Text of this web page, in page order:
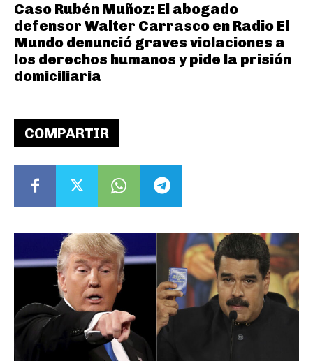
COMPARTIR
Caso Rubén Muñoz: El abogado
defensor Walter Carrasco en Radio El
Mundo denunció graves violaciones a
los derechos humanos y pide la prisión
domiciliaria